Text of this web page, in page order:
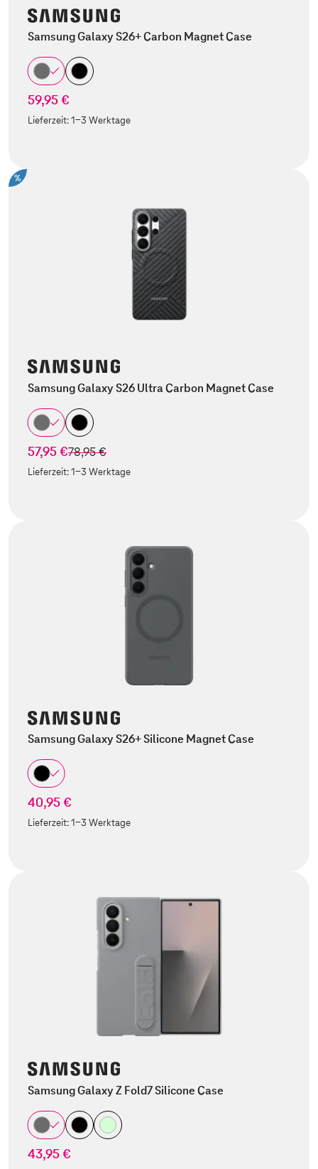
Samsung Galaxy S26+ Carbon Magnet Case
59,95 €
Lieferzeit:1-3 Werktage
%
Samsung Galaxy S26 Ultra Carbon Magnet Case
57,95 €statt
78,95 €
Lieferzeit:1-3 Werktage
Samsung Galaxy S26+ Silicone Magnet Case
40,95 €
Lieferzeit:1-3 Werktage
Samsung Galaxy Z Fold7 Silicone Case
43,95 €